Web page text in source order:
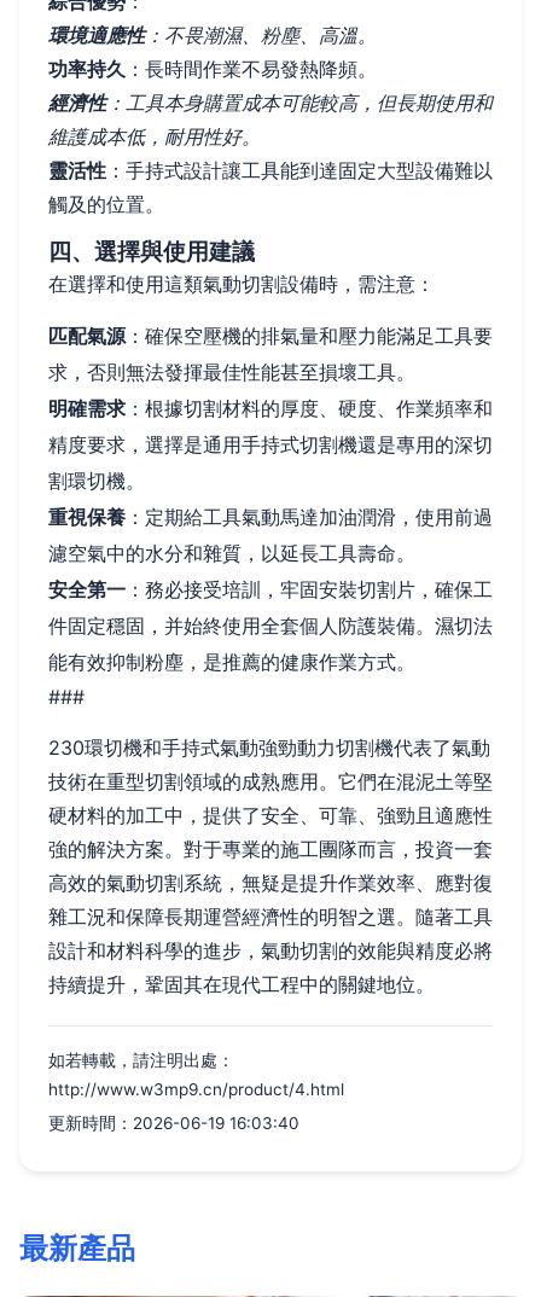
環境適應性：不畏潮濕、粉塵、高溫。
功率持久 ：長時間作業不易發熱降頻。
經濟性：工具本身購置成本可能較高，但長期使用和
維護成本低，耐用性好。
靈活性 ：手持式設計讓工具能到達固定大型設備難以
觸及的位置。
四、選擇與使用建議
在選擇和使用這類氣動切割設備時，需注意：
匹配氣源：確保空壓機的排氣量和壓力能滿足工具要
求，否則無法發揮最佳性能甚至損壞工具。
明確需求 ：根據切割材料的厚度、硬度、作業頻率和
精度要求，選擇是通用手持式切割機還是專用的深切
割環切機。
重視保養 ：定期給工具氣動馬達加油潤滑，使用前過
濾空氣中的水分和雜質，以延長工具壽命。
安全第一 ：務必接受培訓，牢固安裝切割片，確保工
件固定穩固，并始終使用全套個人防護裝備。濕切法
能有效抑制粉塵，是推薦的健康作業方式。
###
230環切機和手持式氣動強勁動力切割機代表了氣動
技術在重型切割領域的成熟應用。它們在混泥土等堅
硬材料的加工中，提供了安全、可靠、強勁且適應性
強的解決方案。對于專業的施工團隊而言，投資一套
高效的氣動切割系統，無疑是提升作業效率、應對復
雜工況和保障長期運營經濟性的明智之選。隨著工具
設計和材料科學的進步，氣動切割的效能與精度必將
持續提升，鞏固其在現代工程中的關鍵地位。
如若轉載，請注明出處：
http://www.w3mp9.cn/product/4.html
更新時間：2026-06-19 16:03:40
最新產品